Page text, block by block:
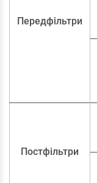
Передфільтри
Постфільтри